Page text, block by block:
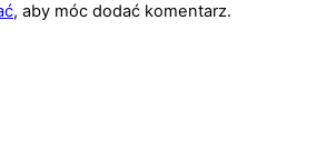
, aby móc dodać komentarz.